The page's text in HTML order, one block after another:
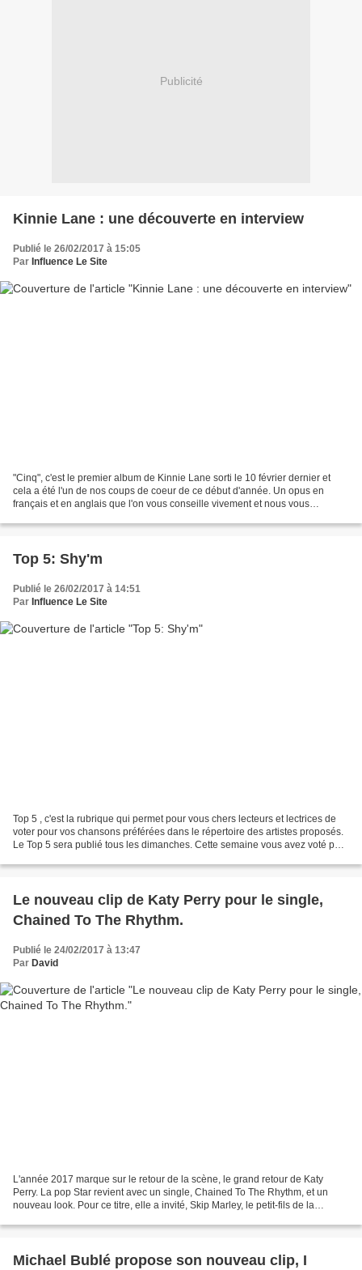
Publicité
Kinnie Lane : une découverte en interview
Publié le 26/02/2017 à 15:05
Par Influence Le Site
"Cinq", c'est le premier album de Kinnie Lane sorti le 10 février dernier et
cela a été l'un de nos coups de coeur de ce début d'année. Un opus en
français et en anglais que l'on vous conseille vivement et nous vous
Top 5: Shy'm
Publié le 26/02/2017 à 14:51
Par Influence Le Site
Top 5 , c'est la rubrique qui permet pour vous chers lecteurs et lectrices de
voter pour vos chansons préférées dans le répertoire des artistes proposés.
Le Top 5 sera publié tous les dimanches. Cette semaine vous avez voté pour
Le nouveau clip de Katy Perry pour le single,
Chained To The Rhythm.
Publié le 24/02/2017 à 13:47
Par David
L'année 2017 marque sur le retour de la scène, le grand retour de Katy
Perry. La pop Star revient avec un single, Chained To The Rhythm, et un
nouveau look. Pour ce titre, elle a invité, Skip Marley, le petit-fils de la
Michael Bublé propose son nouveau clip, I